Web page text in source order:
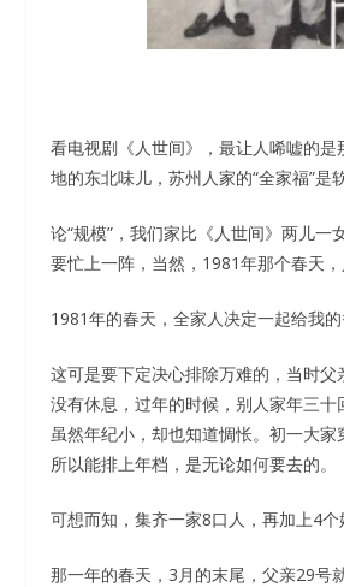
看电视剧《人世间》，最让人唏嘘的
地的东北味儿，苏州人家的“全家福”是
论“规模”，我们家比《人世间》两儿
要忙上一阵，当然，1981年那个春天，
1981年的春天，全家人决定一起给我
这可是要下定决心排除万难的，当时父
没有休息，过年的时候，别人家年三
虽然年纪小，却也知道惆怅。初一大
所以能排上年档，是无论如何要去的。
可想而知，集齐一家8口人，再加上4
那一年的春天，3月的末尾，父亲29号